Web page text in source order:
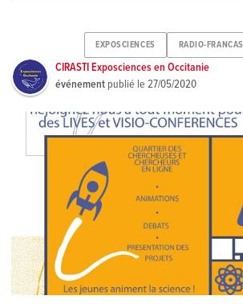
EXPOSCIENCES RADIO-FRANCAS
CIRASTI Exposciences en Occitanie
événement publié le27/05/2020